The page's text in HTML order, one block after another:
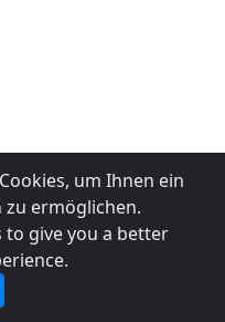
um Ihnen ein
ermöglichen.
to give you a better